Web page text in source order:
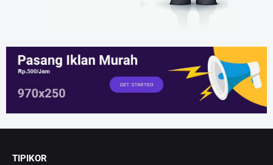
TIPIKOR